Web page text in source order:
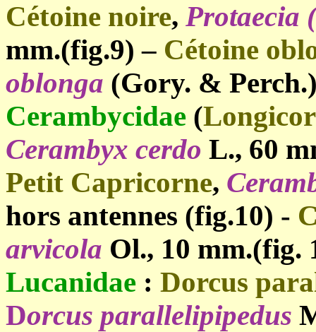
Cétoine noire, Protaecia
mm.(fig.9) – Cétoine
oblonga (Gory. &
Cerambycidae (
Cerambyx cerdo L., 60
Petit Capricorne,
hors antennes (fig.10) -
arvicola Ol., 10 mm.(fig.
Lucanidae : Dorcus
Dorcus parallelipipedus